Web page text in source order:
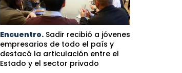
Encuentro. Sadir recibió a jóvenes
empresarios de todo el país y
destacó la articulación entre el
Estado y el sector privado